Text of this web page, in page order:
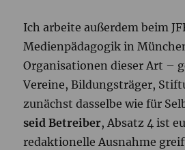
Ich arbeite außerdem beim
Medienpädagogik in
Organisationen dieser Art –
Vereine, Bildungsträger,
zunächst dasselbe wie für
seid Betreiber, Absatz 4 ist
redaktionelle Ausnahme